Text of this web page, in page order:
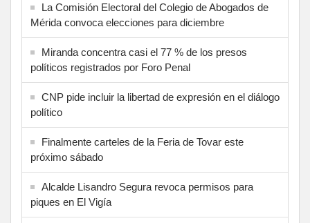
La Comisión Electoral del Colegio de Abogados de
Mérida convoca elecciones para diciembre
Miranda concentra casi el 77 % de los presos
políticos registrados por Foro Penal
CNP pide incluir la libertad de expresión en el diálogo
político
Finalmente carteles de la Feria de Tovar este
próximo sábado
Alcalde Lisandro Segura revoca permisos para
piques en El Vigía